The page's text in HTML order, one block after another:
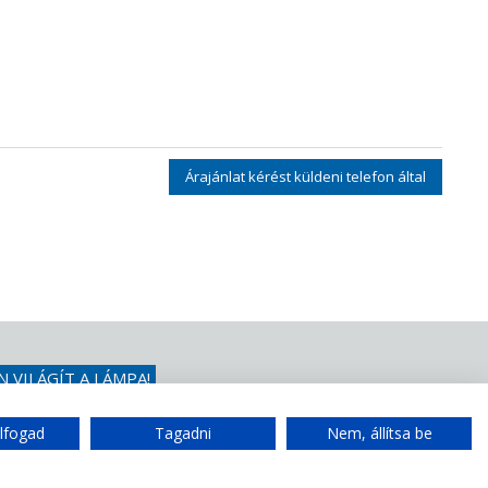
Árajánlat kérést küldeni telefon által
VILÁGÍT A LÁMPA!
Tagadni Nem, állítsa be